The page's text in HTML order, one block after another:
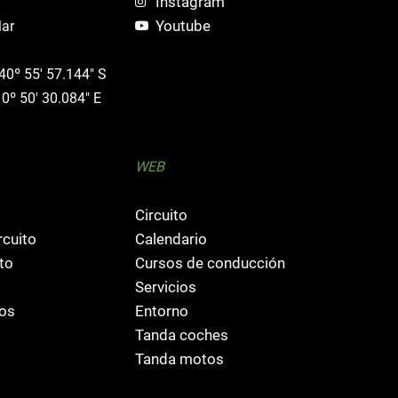
55' 57.144" S
50' 30.084" E
Youtube
WEB
Circuito
Calendario
Cursos de conducción
Servicios
Entorno
Tanda coches
Tanda motos